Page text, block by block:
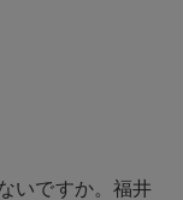
いですか。福井